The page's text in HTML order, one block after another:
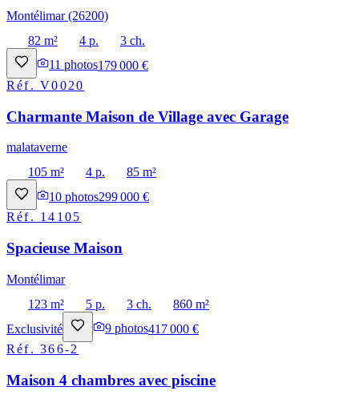
Montélimar (26200)
82 m²
4 p.
3 ch.
11 photos179 000 €
Réf.V0020
Charmante Maison de Village avec Garage
malataverne
105 m²
4 p.
85 m²
10 photos299 000 €
Réf. 14105
Spacieuse Maison
Montélimar
123 m²
5 p. 3 ch.
860 m²
Exclusivité
9 photos417 000 €
Réf.366-2
Maison 4 chambres avec piscine